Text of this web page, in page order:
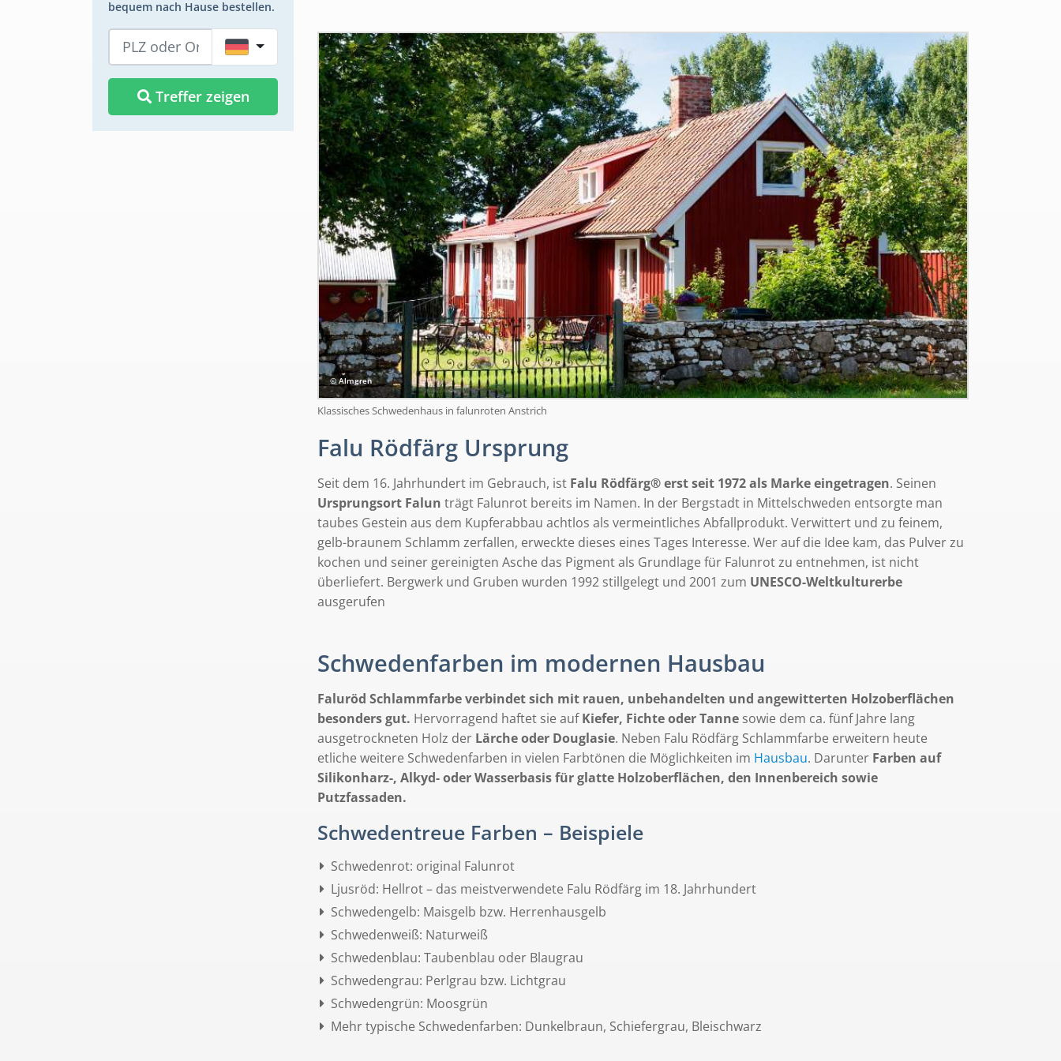
© Almgren
Klassisches Schwedenhaus in falunroten Anstrich
Falu Rödfärg Ursprung
Seit dem 16. Jahrhundert im Gebrauch, ist Falu Rödfärg® erst seit 1972 als Marke eingetragen. Seinen
Ursprungsort Falun trägt Falunrot bereits im Namen. In der Bergstadt in Mittelschweden entsorgte man
taubes Gestein aus dem Kupferabbau achtlos als vermeintliches Abfallprodukt. Verwittert und zu feinem,
gelb-braunem Schlamm zerfallen, erweckte dieses eines Tages Interesse. Wer auf die Idee kam, das Pulver zu
kochen und seiner gereinigten Asche das Pigment als Grundlage für Falunrot zu entnehmen, ist nicht
überliefert. Bergwerk und Gruben wurden 1992 stillgelegt und 2001 zum UNESCO-Weltkulturerbe
ausgerufen
Schwedenfarben im modernen Hausbau
Faluröd Schlammfarbe verbindet sich mit rauen, unbehandelten und angewitterten Holzoberflächen
besonders gut. Hervorragend haftet sie aufKiefer, Fichte oder Tanne sowie dem ca. fünf Jahre lang
ausgetrockneten Holz der Lärche oder Douglasie. Neben Falu Rödfärg Schlammfarbe erweitern heute
etliche weitere Schwedenfarben in vielen Farbtönen die Möglichkeiten im Hausbau. Darunter Farben auf
Silikonharz-, Alkyd- oder Wasserbasis für glatte Holzoberflächen, den Innenbereich sowie
Putzfassaden.
Schwedentreue Farben – Beispiele
Schwedenrot: original Falunrot
Ljusröd: Hellrot – das meistverwendete Falu Rödfärg im 18. Jahrhundert
Schwedengelb: Maisgelb bzw. Herrenhausgelb
Schwedenweiß: Naturweiß
Schwedenblau: Taubenblau oder Blaugrau
Schwedengrau: Perlgrau bzw. Lichtgrau
Schwedengrün: Moosgrün
Mehr typische Schwedenfarben: Dunkelbraun, Schiefergrau, Bleischwarz
bequem nach Hause bestellen.
DE
Treffer zeigen